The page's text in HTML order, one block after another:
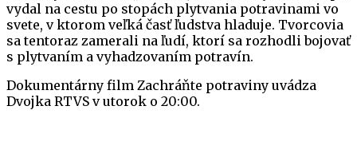
vydal na cestu po stopách plytvania potravinami vo
svete, v ktorom veľká časť ľudstva hladuje. Tvorcovia
sa tentoraz zamerali na ľudí, ktorí sa rozhodli bojovať
s plytvaním a vyhadzovaním potravín.
Dokumentárny film Zachráňte potraviny uvádza
Dvojka RTVS v utorok o 20:00.